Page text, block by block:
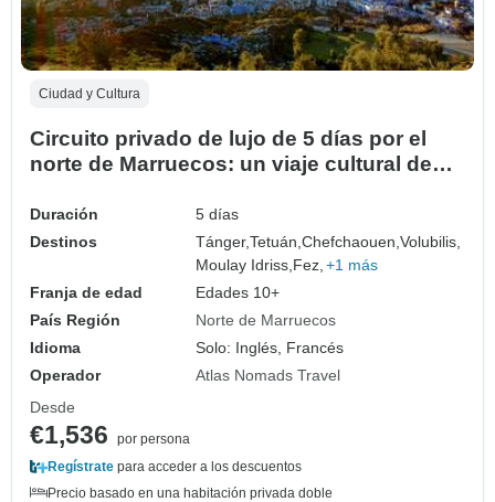
Ciudad y Cultura
Circuito privado de lujo de 5 días por el
norte de Marruecos: un viaje cultural de
Duración
5 días
Destinos
Tánger,Tetuán,Chefchaouen,Volubilis,
Moulay Idriss,Fez, +1 más
Franja de edad
Edades 10+
País Región
Norte de Marruecos
Idioma
Solo: Inglés, Francés
Operador
Atlas Nomads Travel
Desde
€1,536
por persona
Regístrate para acceder a los descuentos
Precio basado en una habitación privada doble